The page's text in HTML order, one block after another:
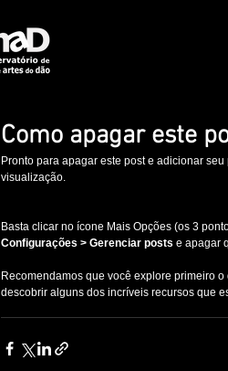
Como apagar este
Pronto para apagar este post e adicionar
visualização.
Basta clicar no ícone Mais Opções (os 3
Configurações > Gerenciar posts e apagar
Recomendamos que você explore primeiro
descobrir alguns dos incríveis recursos que